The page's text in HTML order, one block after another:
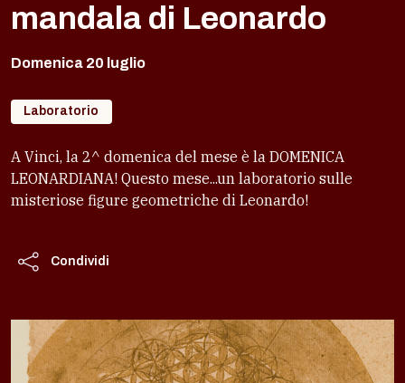
mandala di Leonardo
Domenica 20 luglio
Laboratorio
A Vinci, la 2^ domenica del mese è la DOMENICA
LEONARDIANA! Questo mese...un laboratorio sulle
misteriose figure geometriche di Leonardo!
Condividi